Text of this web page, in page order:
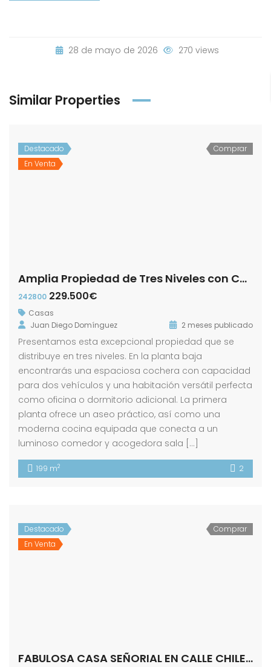
28 de mayo de 2026 270 views
Similar Properties
Destacado
En Venta
Comprar
Amplia Propiedad de Tres Niveles con Cochera y Patio en calle Luis Daoiz!
242800 229.500€
Casas
Juan Diego Domínguez
2 meses publicado
Presentamos esta excepcional propiedad que se
distribuye en tres niveles. En la planta baja
encontrarás una espaciosa cochera con capacidad
para dos vehículos y una habitación versátil perfecta
como oficina o dormitorio adicional. La primera
planta ofrece un aseo práctico, así como una
moderna cocina equipada que conecta a un
luminoso comedor y acogedora sala […]
199 m2 2
Destacado
En Venta
Comprar
FABULOSA CASA SEÑORIAL EN CALLE CHILE! ZONA ALAMEDA.